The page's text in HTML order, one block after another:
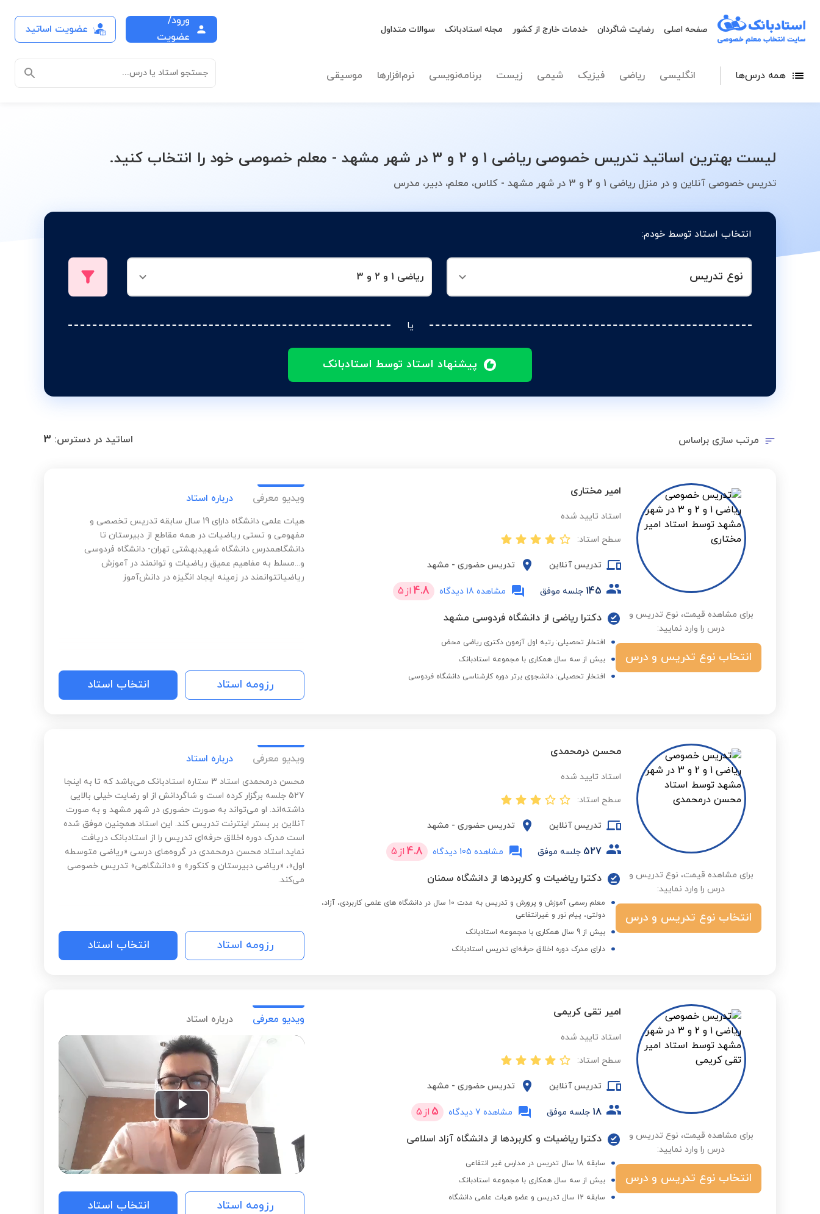
صفحه اصلی رضایت شاگردان خدمات خارج از کشور مجله استادبانک سوالات متداول
ورود/
عضویت
عضویت اساتید
همه درس‌ها انگلیسی ریاضی فیزیک شیمی زیست برنامه‌نویسی نرم‌افزارها موسیقی جستجو استاد یا درس...
لیست بهترین اساتید تدریس خصوصی ریاضی 1 و 2 و 3 در شهر مشهد - معلم خصوصی خود را انتخاب کنید.
تدریس خصوصی آنلاین و در منزل ریاضی 1 و 2 و 3 در شهر مشهد - کلاس، معلم، دبیر، مدرس
انتخاب استاد توسط خودم:
نوع تدریس ریاضی 1 و 2 و 3
یا
پیشنهاد استاد توسط استادبانک
نوع تدریس
مرتب سازی براساس اساتید در دسترس: 3
برای مشاهده قیمت، نوع تدریس و
درس را وارد نمایید:
انتخاب نوع تدریس و درس
امیر مختاری
استاد تایید شده
سطح استاد:
تدریس آنلاین تدریس حضوری - مشهد
145 جلسه موفق مشاهده 18 دیدگاه 4.8 از 5
دکترا ریاضی از دانشگاه فردوسی مشهد
افتخار تحصیلی: رتبه اول آزمون دکتری ریاضی محض
بیش از سه سال همکاری با مجموعه استادبانک
افتخار تحصیلی: دانشجوی برتر دوره کارشناسی دانشگاه فردوسی
ویدیو معرفی درباره استاد
هیات علمی دانشگاه دارای 19 سال سابقه تدریس تخصصی و
مفهومی و تستی ریاضیات در همه مقاطع از دبیرستان تا
دانشگاهمدرس دانشگاه شهیدبهشتی تهران- دانشگاه فردوسی
و...مسلط به مفاهیم عمیق ریاضیات و توانمند در آموزش
ریاضیاتتوانمند در زمینه ایجاد انگیزه در دانش‌آموز
رزومه استاد انتخاب استاد
برای مشاهده قیمت، نوع تدریس و
درس را وارد نمایید:
انتخاب نوع تدریس و درس
محسن درمحمدی
استاد تایید شده
سطح استاد:
تدریس آنلاین تدریس حضوری - مشهد
527 جلسه موفق مشاهده 105 دیدگاه 4.8 از 5
دکترا ریاضیات و کاربردها از دانشگاه سمنان
معلم رسمی آموزش و پرورش و تدریس به مدت 10 سال در دانشگاه های علمی کاربردی، آزاد،
دولتی، پیام نور و غیرانتفاعی
بیش از 9 سال همکاری با مجموعه استادبانک
دارای مدرک دوره اخلاق حرفه‌ای تدریس استادبانک
ویدیو معرفی درباره استاد
محسن درمحمدی استاد 3 ستاره استادبانک می‌باشد که تا به اینجا
527 جلسه برگزار کرده است و شاگردانش از او رضایت خیلی بالایی
داشته‌اند. او می‌تواند به صورت حضوری در شهر مشهد و به صورت
آنلاین بر بستر اینترنت تدریس کند. این استاد همچنین موفق شده
است مدرک دوره اخلاق حرفه‌ای تدریس را از استادبانک دریافت
نماید.استاد محسن درمحمدی در گروه‌های درسی «ریاضی متوسطه
اول»، «ریاضی دبیرستان و کنکور» و «دانشگاهی» تدریس خصوصی
می‌کند.
رزومه استاد انتخاب استاد
برای مشاهده قیمت، نوع تدریس و
درس را وارد نمایید:
انتخاب نوع تدریس و درس
امیر تقی کریمی
استاد تایید شده
سطح استاد:
تدریس آنلاین تدریس حضوری - مشهد
18 جلسه موفق مشاهده 7 دیدگاه 5 از 5
دکترا ریاضیات و کاربردها از دانشگاه آزاد اسلامی
سابقه 18 سال تدریس در مدارس غیر انتفاعی
بیش از سه سال همکاری با مجموعه استادبانک
سابقه 12 سال تدریس و عضو هیات علمی دانشگاه
ویدیو معرفی درباره استاد
Play
Video
رزومه استاد انتخاب استاد